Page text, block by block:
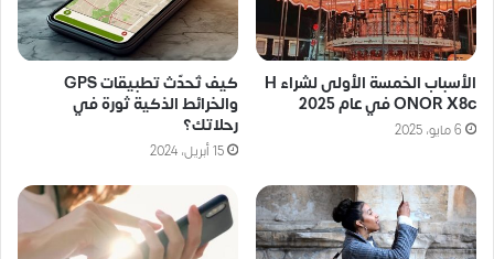
الأسباب الخمسة الأولى لشراء H
ONOR X8c في عام 2025
6 مايو، 2025
كيف تُحدّث تطبيقات GPS
والخرائط الذكية ثورة في
رحلاتك؟
15 أبريل، 2024